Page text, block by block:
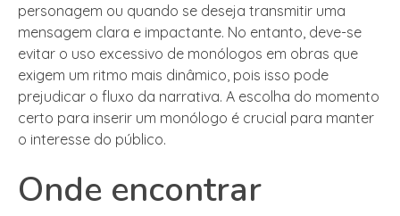
personagem ou quando se deseja transmitir uma
mensagem clara e impactante. No entanto, deve-se
evitar o uso excessivo de monólogos em obras que
exigem um ritmo mais dinâmico, pois isso pode
prejudicar o fluxo da narrativa. A escolha do momento
certo para inserir um monólogo é crucial para manter
o interesse do público.
Onde encontrar